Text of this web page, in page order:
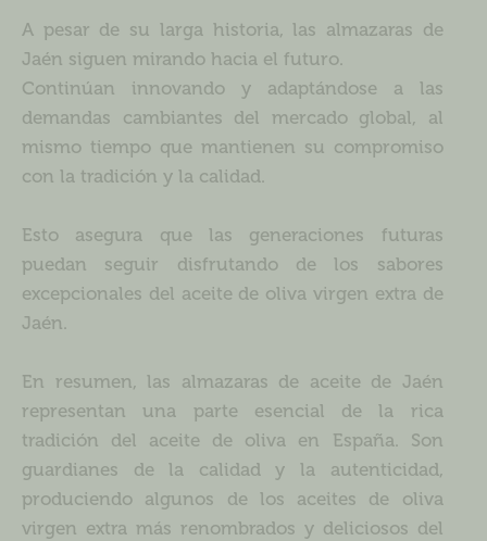
A pesar de su larga historia, las almazaras de
Jaén siguen mirando hacia el futuro.
Continúan innovando y adaptándose a las
demandas cambiantes del mercado global, al
mismo tiempo que mantienen su compromiso
con la tradición y la calidad.
Esto asegura que las generaciones futuras
puedan seguir disfrutando de los sabores
excepcionales del aceite de oliva virgen extra de
Jaén.
En resumen, las almazaras de aceite de Jaén
representan una parte esencial de la rica
tradición del aceite de oliva en España. Son
guardianes de la calidad y la autenticidad,
produciendo algunos de los aceites de oliva
virgen extra más renombrados y deliciosos del